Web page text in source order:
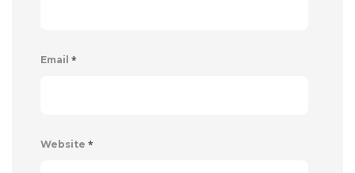
Email *
Website *